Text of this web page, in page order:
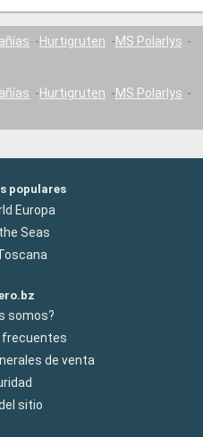
Hurtigruten
MS Polarlys
Hurtigruten
MS Polarlys
populares
Europa
Seas
somos?
frecuentes
de venta
sitio